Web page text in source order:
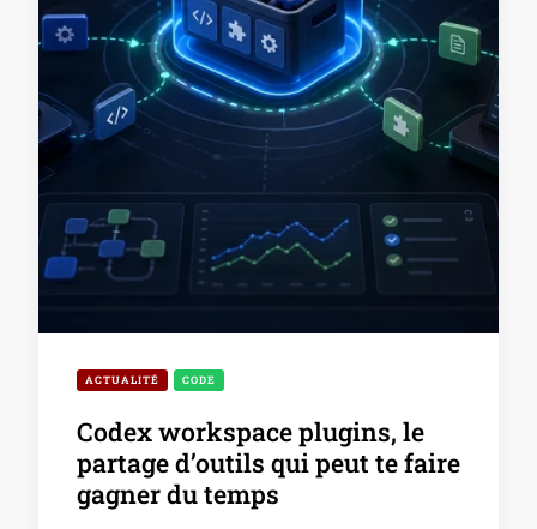
ACTUALITÉ CODE
Codex workspace plugins, le
partage d’outils qui peut te faire
gagner du temps